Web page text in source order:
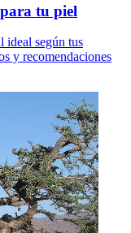
tu piel
ideal según tus
y recomendaciones